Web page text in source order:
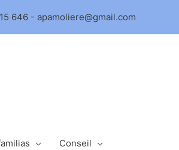
646 - apamoliere@gmail.com
Conseil